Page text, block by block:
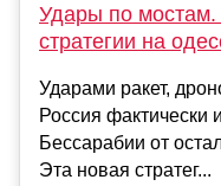
Удары по
стратегии на
Ударами ракет,
Россия
Бессарабии от
Эта новая стратег...